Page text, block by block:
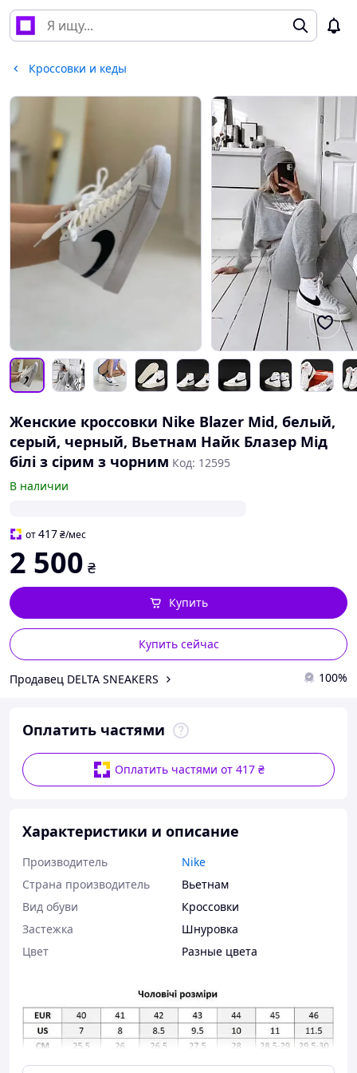
Кроссовки и кеды
Женские кроссовки Nike Blazer Mid, белый,
серый, черный, Вьетнам Найк Блазер Мід
білі з сірим з чорним Код: 12595
В наличии
от417₴/мес
2 500 ₴
Купить сейчас
Купить
Продавец DELTA SNEAKERS 100%
Оплатить частями
Оплатить частями от 417 ₴
Характеристики и описание
Производитель
Nike
Страна производитель
Вьетнам
Вид обуви
Кроссовки
Застежка
Шнуровка
Цвет
Разные цвета